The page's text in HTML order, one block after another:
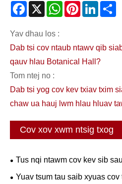
Facebook
X WhatsAppPinterest
Yav dhau los :
Dab tsi cov ntaub ntawv qib
qauv hlau Botanical Hall?
Tom ntej no :
Dab tsi yog cov kev txiav txim
chaw ua hauj lwm hlau hluav
Cov xov xwm ntsig txog
Tus nqi ntawm cov kev sib
qauv vaj tse sib piv cov qauv
Yuav tsum tau saib xyuas